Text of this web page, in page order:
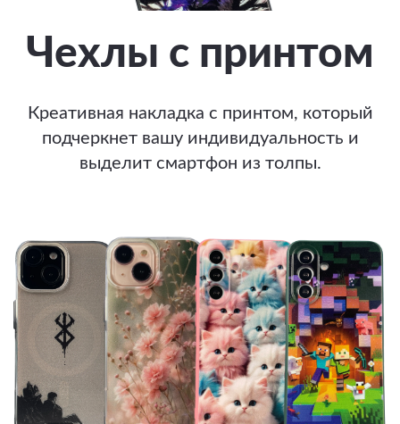
Чехлы с принтом
Креативная накладка с принтом, который
подчеркнет вашу индивидуальность и
выделит смартфон из толпы.